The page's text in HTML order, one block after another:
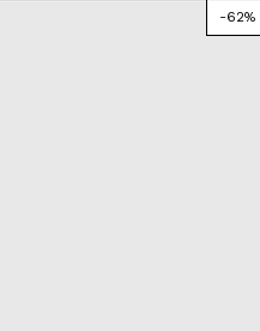
-62%